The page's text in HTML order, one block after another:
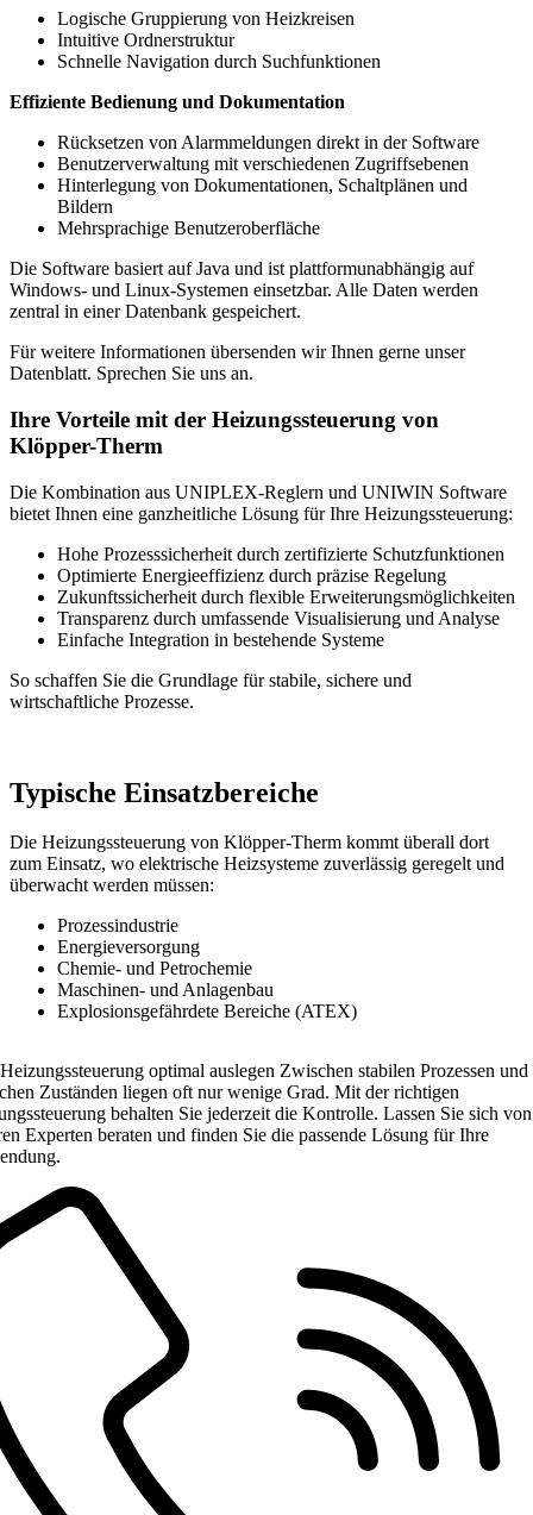
Logische Gruppierung von Heizkreisen
Intuitive Ordnerstruktur
Schnelle Navigation durch Suchfunktionen
Effiziente Bedienung und Dokumentation
Rücksetzen von Alarmmeldungen direkt in der Software
Benutzerverwaltung mit verschiedenen Zugriffsebenen
Hinterlegung von Dokumentationen, Schaltplänen und
Bildern
Mehrsprachige Benutzeroberfläche
Die Software basiert auf Java und ist plattformunabhängig auf
Windows- und Linux-Systemen einsetzbar. Alle Daten werden
zentral in einer Datenbank gespeichert.
Für weitere Informationen übersenden wir Ihnen gerne unser
Datenblatt. Sprechen Sie uns an.
Ihre Vorteile mit der Heizungssteuerung von
Klöpper-Therm
Die Kombination aus UNIPLEX-Reglern und UNIWIN Software
bietet Ihnen eine ganzheitliche Lösung für Ihre Heizungssteuerung:
Hohe Prozesssicherheit durch zertifizierte Schutzfunktionen
Optimierte Energieeffizienz durch präzise Regelung
Zukunftssicherheit durch flexible Erweiterungsmöglichkeiten
Transparenz durch umfassende Visualisierung und Analyse
Einfache Integration in bestehende Systeme
So schaffen Sie die Grundlage für stabile, sichere und
wirtschaftliche Prozesse.
Typische Einsatzbereiche
Die Heizungssteuerung von Klöpper-Therm kommt überall dort
zum Einsatz, wo elektrische Heizsysteme zuverlässig geregelt und
überwacht werden müssen:
Prozessindustrie
Energieversorgung
Chemie- und Petrochemie
Maschinen- und Anlagenbau
Explosionsgefährdete Bereiche (ATEX)
optimal auslegen Zwischen stabilen Prozessen und
Zuständen liegen oft nur wenige Grad. Mit der richtigen
behalten Sie jederzeit die Kontrolle. Lassen Sie sich von
Experten beraten und finden Sie die passende Lösung für Ihre